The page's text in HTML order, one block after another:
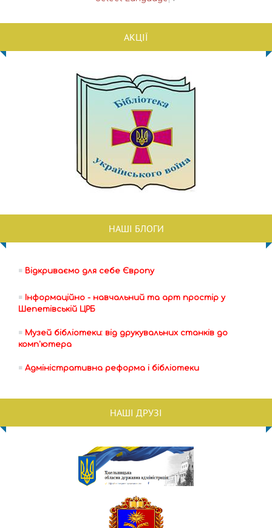
АКЦІЇ
НАШІ БЛОГИ
Відкриваємо для себе Європу
Інформаційно - навчальний та арт простір у
Шепетівській ЦРБ
Музей бібліотеки: від друкувальних станків до
комп'ютера
Адміністративна реформа і бібліотеки
НАШІ ДРУЗІ